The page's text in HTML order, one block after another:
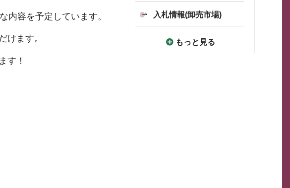
内容を予定しています。
けます。
す！
入札情報(卸売市場)
もっと見る